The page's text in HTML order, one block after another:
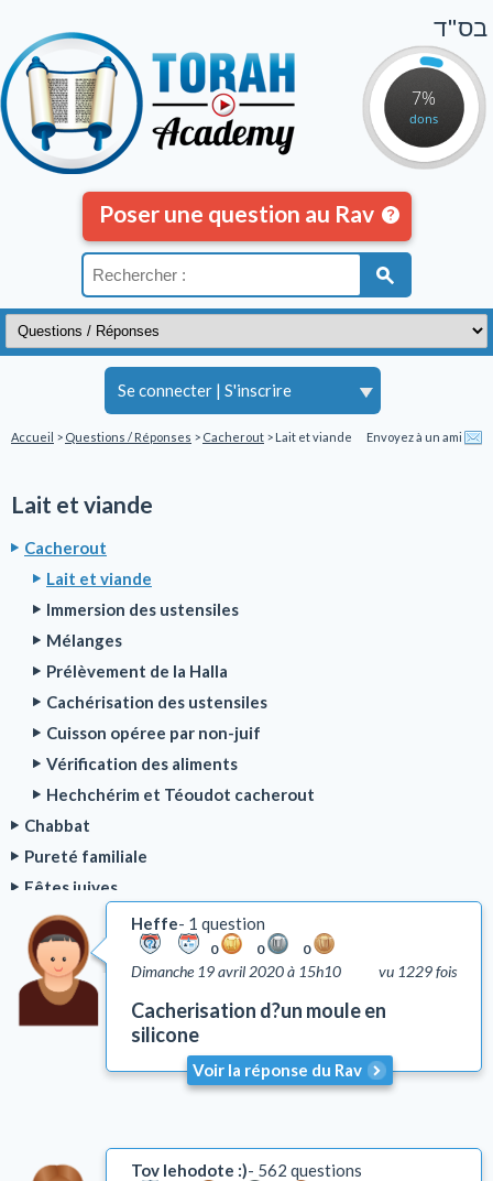
7%
dons
Se connecter | S'inscrire
בס"ד
Poser une question au Rav
Accueil > Questions / Réponses > Cacherout > Lait et viande Envoyez à un ami
Lait et viande
Cacherout
Lait et viande
Immersion des ustensiles
Mélanges
Prélèvement de la Halla
Cachérisation des ustensiles
Cuisson opéree par non-juif
Vérification des aliments
Hechchérim et Téoudot cacherout
Chabbat
Pureté familiale
Fêtes juives
Bénédictions
Rituel de la prière
Deuil
Talith et Téfilines
Tsédaka et Maasser
Chalom Baït
Heffe 1 question
0 0 0
vu 1229 fois
Dimanche 19 avril 2020 à 15h10
Cacherisation d?un moule en
silicone
Voir la réponse du Rav
Tov lehodote :) 562 questions